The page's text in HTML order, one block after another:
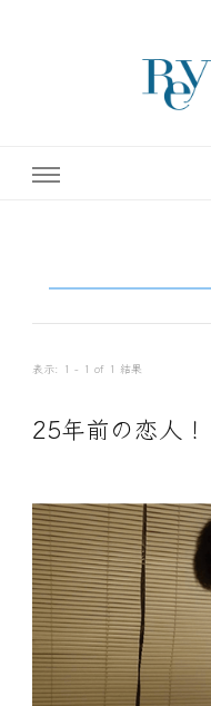
テ開設45年の実績を誇る本格
表示: 1 - 1 of 1 結果
25年前の恋人！